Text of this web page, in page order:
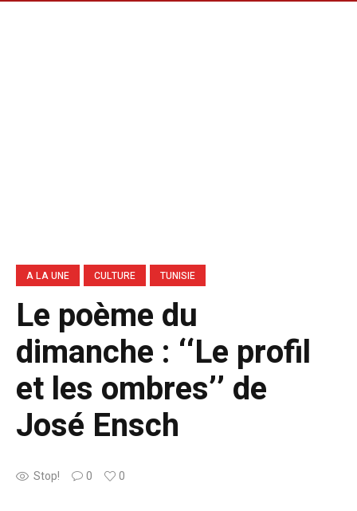
A LA UNE CULTURE TUNISIE
Le poème du
dimanche : ‘‘Le profil
et les ombres’’ de
José Ensch
Stop! 0 0